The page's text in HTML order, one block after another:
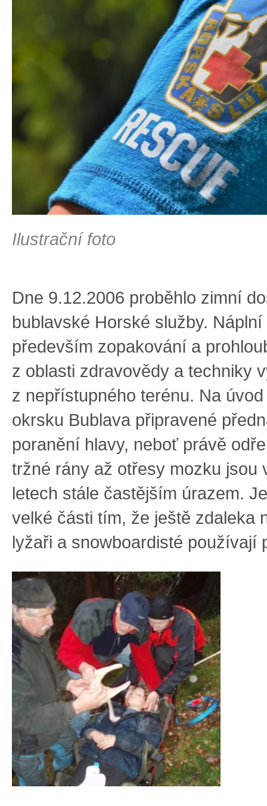
Ilustrační foto
Dne 9.12.2006 proběhlo zimní
bublavské Horské služby.
především zopakování a
z oblasti zdravovědy a techniky
z nepřístupného terénu. Na
okrsku Bublava připravené
poranění hlavy, neboť právě
tržné rány až otřesy mozku jsou
letech stále častějším úrazem.
velké části tím, že ještě zdaleka
lyžaři a snowboardisté používají